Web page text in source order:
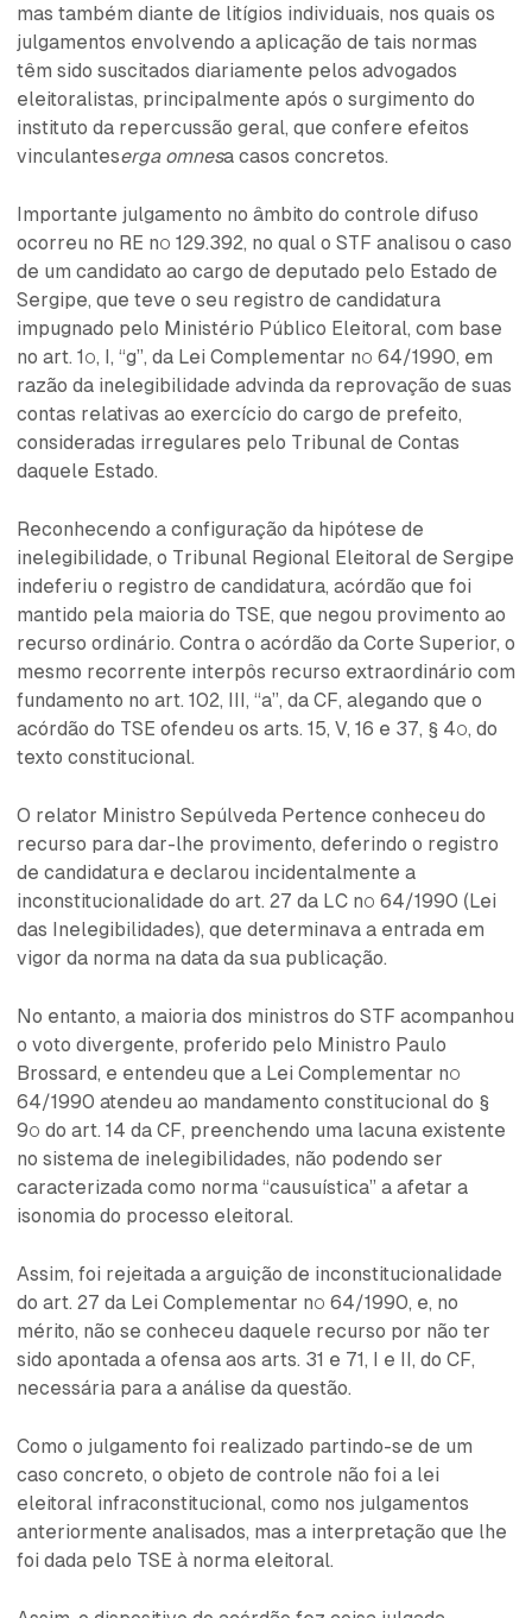
mas também diante de litígios individuais, nos quais os
julgamentos envolvendo a aplicação de tais normas
têm sido suscitados diariamente pelos advogados
eleitoralistas, principalmente após o surgimento do
instituto da repercussão geral, que confere efeitos
vinculanteserga omnesa casos concretos.
Importante julgamento no âmbito do controle difuso
ocorreu no RE nº 129.392, no qual o STF analisou o caso
de um candidato ao cargo de deputado pelo Estado de
Sergipe, que teve o seu registro de candidatura
impugnado pelo Ministério Público Eleitoral, com base
no art. 1º, I, “g”, da Lei Complementar nº 64/1990, em
razão da inelegibilidade advinda da reprovação de suas
contas relativas ao exercício do cargo de prefeito,
consideradas irregulares pelo Tribunal de Contas
daquele Estado.
Reconhecendo a configuração da hipótese de
inelegibilidade, o Tribunal Regional Eleitoral de Sergipe
indeferiu o registro de candidatura, acórdão que foi
mantido pela maioria do TSE, que negou provimento ao
recurso ordinário. Contra o acórdão da Corte Superior, o
mesmo recorrente interpôs recurso extraordinário com
fundamento no art. 102, III, “a”, da CF, alegando que o
acórdão do TSE ofendeu os arts. 15, V, 16 e 37, § 4º, do
texto constitucional.
O relator Ministro Sepúlveda Pertence conheceu do
recurso para dar-lhe provimento, deferindo o registro
de candidatura e declarou incidentalmente a
inconstitucionalidade do art. 27 da LC nº 64/1990 (Lei
das Inelegibilidades), que determinava a entrada em
vigor da norma na data da sua publicação.
No entanto, a maioria dos ministros do STF acompanhou
o voto divergente, proferido pelo Ministro Paulo
Brossard, e entendeu que a Lei Complementar nº
64/1990 atendeu ao mandamento constitucional do §
9º do art. 14 da CF, preenchendo uma lacuna existente
no sistema de inelegibilidades, não podendo ser
caracterizada como norma “causuística” a afetar a
isonomia do processo eleitoral.
Assim, foi rejeitada a arguição de inconstitucionalidade
do art. 27 da Lei Complementar nº 64/1990, e, no
mérito, não se conheceu daquele recurso por não ter
sido apontada a ofensa aos arts. 31 e 71, I e II, do CF,
necessária para a análise da questão.
Como o julgamento foi realizado partindo-se de um
caso concreto, o objeto de controle não foi a lei
eleitoral infraconstitucional, como nos julgamentos
anteriormente analisados, mas a interpretação que lhe
foi dada pelo TSE à norma eleitoral.